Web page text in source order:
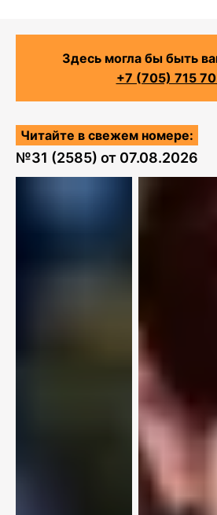
Здесь могла бы быть
+7 (705) 715
Читайте в свежем номере:
№31 (2585) от 07.08.2026